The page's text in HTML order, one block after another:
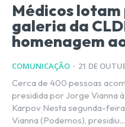
Médicos
galeria da
homenagem
COMUNICAÇÃO - 21 DE
Cerca de 400 pessoas
presidida por Jorge Vianna à
Karpov Nesta segunda-feira (21), o deputado distrital, Jorge
Vianna (Podemos), presidiu...